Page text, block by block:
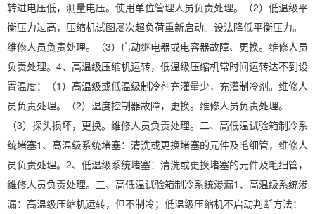
转进电压低，测量电压。使用单位管理人员负责处理。（2）低温级平
衡压力过高，压缩机试图屡次超负荷重新启动。设法降低平衡压力。
维修人员负责处理。（3）启动继电器或电容器故障、更换。维修人员
负责处理。4、高温级压缩机运转，低温级压缩机常时间运转达不到设
置温度：（1）高温级或低温级制冷剂充灌量少，充灌制冷剂。维修人
员负责处理。（2）温度控制器故障，更换。维修人员负责处理。
（3）探头损坏，更换。维修人员负责处理。二、高低温试验箱制冷系
统堵塞1、高温级系统堵塞：清洗或更换堵塞的元件及毛细管，维修人
员负责处理。2、低温级系统堵塞：清洗或更换堵塞的元件及毛细管，
维修人员负责处理。三、高低温试验箱制冷系统渗漏1、高温级系统渗
漏：高温级压缩机运转，但不制冷；低温级压缩机不启动判断方法：